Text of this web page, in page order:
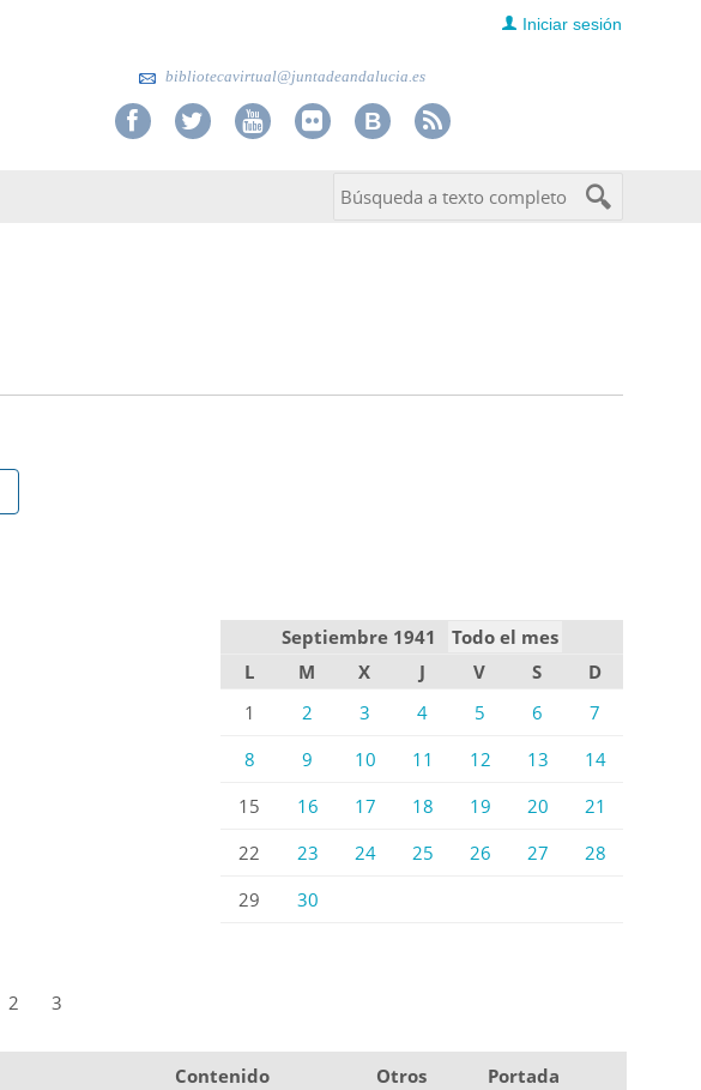
Iniciar sesión
bibliotecavirtual@juntadeandalucia.es
Septiembre 1941
Todo el mes
L
M X J V S
D
1
2 3 4 5 6
7
8
9 10 11 12 13
14
15
16 17 18 19 20
21
22
23 24 25 26 27
28
29
30
2 3
Contenido Otros
Portada